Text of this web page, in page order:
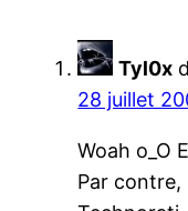
Tyl0x
28 juillet
Woah o_O
Par contre,